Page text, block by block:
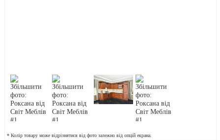
* Колір товару може відрізнятися від фото залежно від опцій екрана.